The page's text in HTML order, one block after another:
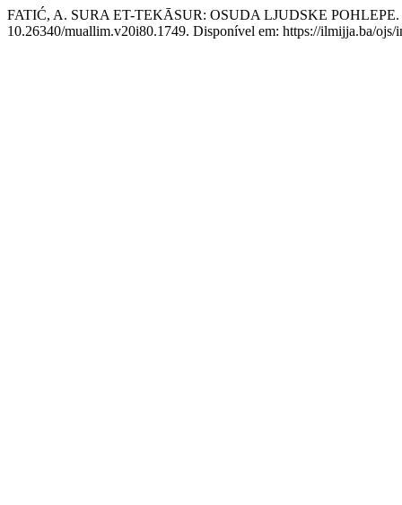
FATIĆ, A. SURA ET-TEKĀSUR: OSUDA LJUDSKE POHLEPE.
10.26340/muallim.v20i80.1749. Disponível em: https://ilmijja.ba/